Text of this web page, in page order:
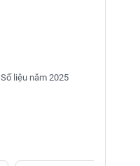
Số liệu năm 2025